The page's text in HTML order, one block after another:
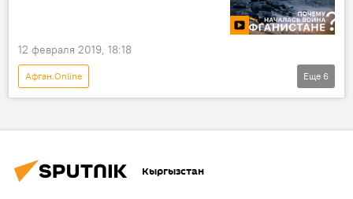
12 февраля 2019, 18:18
Афган.Online
Афганистан: 30 лет в ожидании мира
Сериал
Еще 6
Кыргызстан